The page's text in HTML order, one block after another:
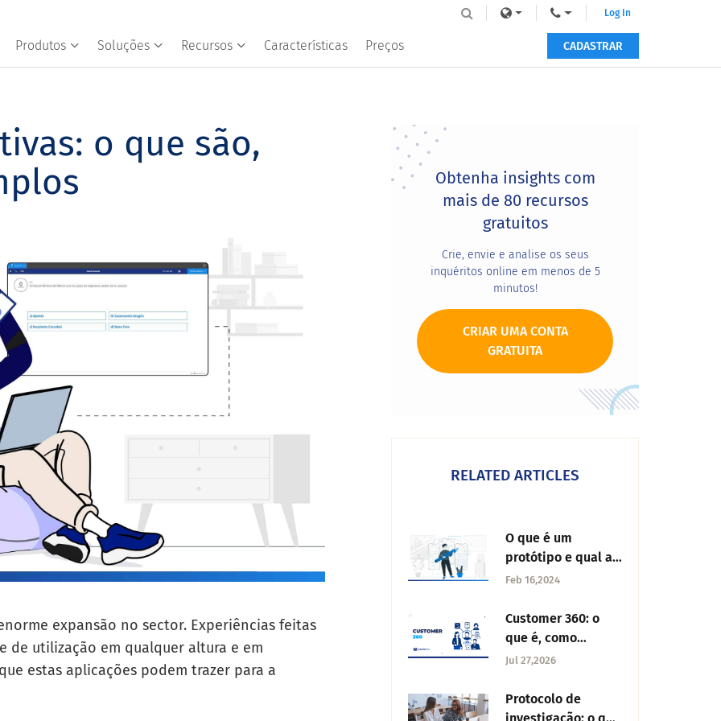
Produtos Soluções Recursos Características Preços
Log In
CADASTRAR
o que são,
expansão no sector. Experiências feitas
de utilização em qualquer altura e em
estas aplicações podem trazer para a
Primary
SidebarObtenha insights com
mais de 80 recursos
gratuitos
Crie, envie e analise os seus
inquéritos online em menos de 5
minutos!
CRIAR UMA CONTA
GRATUITA
RELATED ARTICLES
O que é um
protótipo e qual a
sua importância?
Feb 16,2024
Customer 360: o
que é, como
funciona e por que
Jul 27,2026
Protocolo de